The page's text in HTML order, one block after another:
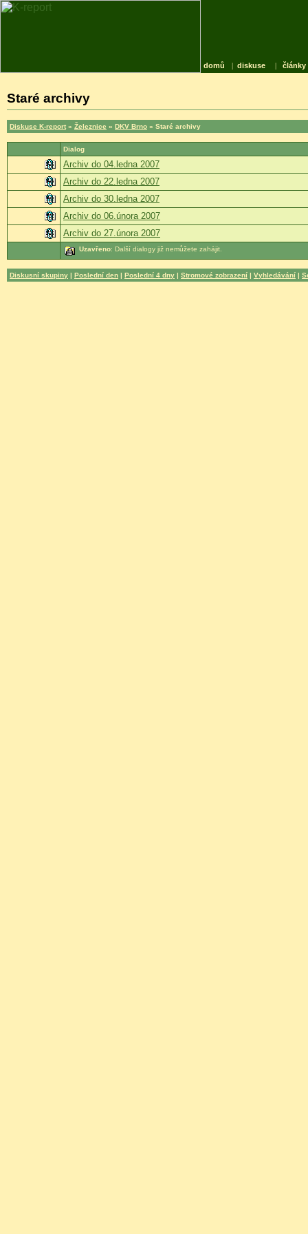
domů | diskuse | články
Staré archivy
Diskuse K-report » Železnice » DKV Brno » Staré archivy
Dialog
Archiv do 04.ledna 2007
Archiv do 22.ledna 2007
Archiv do 30.ledna 2007
Archiv do 06.února 2007
Archiv do 27.února 2007
Uzavřeno: Další dialogy již nemůžete zahájit.
Diskusní skupiny | Poslední den | Poslední 4 dny | Stromové zobrazení | Vyhledávání |